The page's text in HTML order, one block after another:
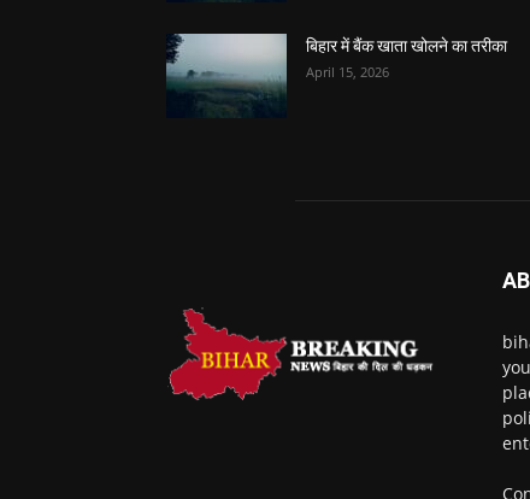
बिहार में बैंक खाता खोलने का तरीका
April 15, 2026